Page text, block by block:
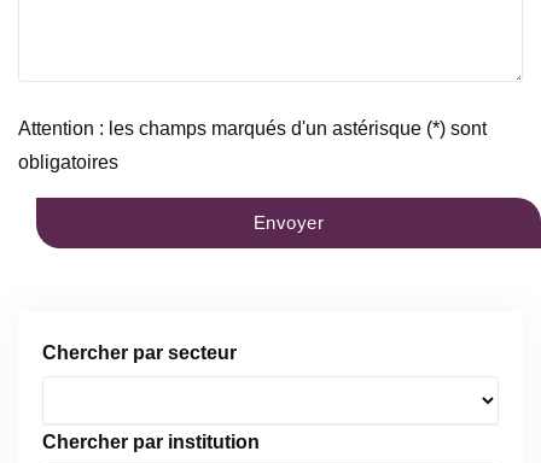
Attention : les champs marqués d'un astérisque (*) sont
obligatoires
Chercher par secteur
Chercher par institution